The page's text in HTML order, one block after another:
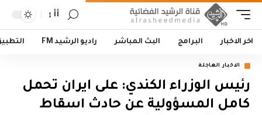
أأ
اخر الاخبار البرامج البث المباشر راديو الرشيد FM
الاخبار العاجلة
رئيس الوزراء الكندي: على ايران تحمل
كامل المسؤولية عن حادث اسقاط